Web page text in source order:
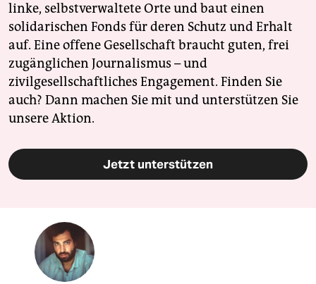
linke, selbstverwaltete Orte und baut einen
solidarischen Fonds für deren Schutz und Erhalt
auf. Eine offene Gesellschaft braucht guten, frei
zugänglichen Journalismus – und
zivilgesellschaftliches Engagement. Finden Sie
auch? Dann machen Sie mit und unterstützen Sie
unsere Aktion.
Jetzt unterstützen